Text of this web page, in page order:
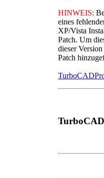
HINWEIS:
eines
XP/Vista
Patch. Um
dieser
Patch